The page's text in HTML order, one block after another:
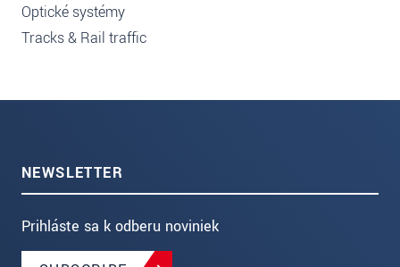
Optické systémy
Tracks & Rail traffic
NEWSLETTER
Prihláste sa k odberu noviniek